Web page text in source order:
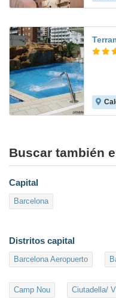
Buscar también
Capital
Barcelona
Distritos capital
Barcelona Aeropuerto
Camp Nou Ciutadella/